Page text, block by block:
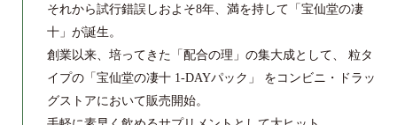
それから試行錯誤しおよそ8年、満を持して「宝仙堂の凄
十」が誕生。
創業以来、培ってきた「配合の理」の集大成として、
粒タ
イプの「宝仙堂の凄十 1-DAYパック」 をコンビニ・ドラッ
グストアにおいて販売開始。